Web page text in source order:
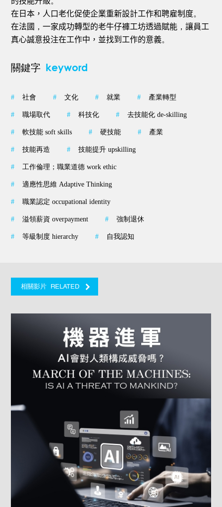
在日本，人口老化促使企業重新設計工作和聘雇制度。
在法國 ，一家成功轉型的老牛仔褲工坊透過賦能 ，讓員工
真心誠意投注在工作中，並找到工作的意義。
關鍵字 keyword
# 社會 # 文化 # 就業 # 產業轉型
# 職場取代 # 科技化 # 去技能化 de-skilling
# 軟技能 soft skills # 硬技能 # 產業
# 技能再造 # 技能提升 upskilling
# 工作倫理；職業道德 work ethic
# 適應性思維 Adaptive Thinking
# 職業認定 occupational identity
# 溢領薪資 overpayment # 強制退休
# 等級制度 hierarchy # 自我認知
相關影片 RELATED